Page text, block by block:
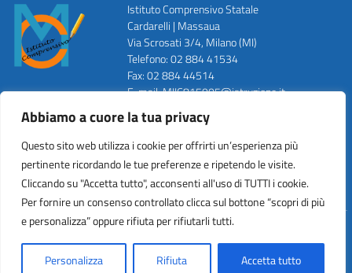
Abbiamo a cuore la tua privacy
Questo sito web utilizza i cookie per offrirti un’esperienza più
pertinente ricordando le tue preferenze e ripetendo le visite.
Cliccando su "Accetta tutto", acconsenti all'uso di TUTTI i cookie.
Per fornire un consenso controllato clicca sul bottone “scopri di più
e personalizza” oppure rifiuta per rifiutarli tutti.
Personalizza Rifiuta Accetta tutto
Istituto Comprensivo Statale
Cardarelli | Massaua
Via Scrosati 3/4, Milano (MI)
Telefono: 02 884 41534
Fax: 02 884 44514
E-mail: MIIC815005@istruzione.it
PEC: MIIC815005@pec.istruzione.it
Codice Meccanografico: MIIC815005
Codice Fiscale: 80124050156
Codice Univoco ufficio: UFZWMT